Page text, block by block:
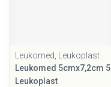
Leukomed, Leukoplast
Leukomed 5cmx7,2cm 5
Leukoplast